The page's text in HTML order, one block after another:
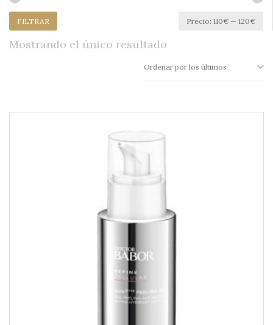
FILTRAR Precio: 110€ — 120€
Mostrando el único resultado